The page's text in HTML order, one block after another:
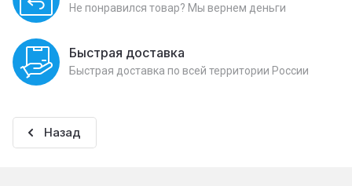
Не понравился товар? Мы вернем деньги
Быстрая доставка
Быстрая доставка по всей территории России
Назад